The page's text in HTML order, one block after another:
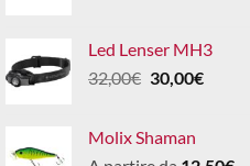
Led Lenser MH3
32,00€ Il
era:
30,00€Il
Molix Shaman